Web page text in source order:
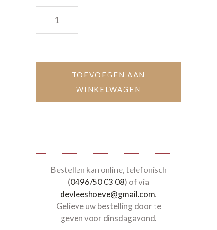
TOEVOEGEN AAN
WINKELWAGEN
Bestellen kan online, telefonisch
(0496/50 03 08) of via
devleeshoeve@gmail.com.
Gelieve uw bestelling door te
geven voor dinsdagavond.